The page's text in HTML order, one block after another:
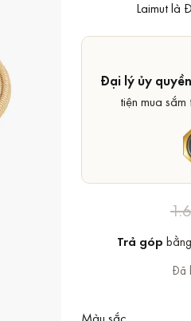
Laimut là
Đại lý ủy
tiện mua
Trả góp
Đã